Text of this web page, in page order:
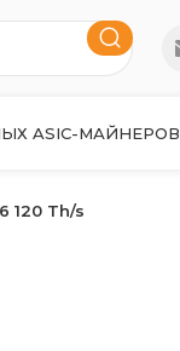
ASIC-МАЙНЕРОВ
120 Th/s